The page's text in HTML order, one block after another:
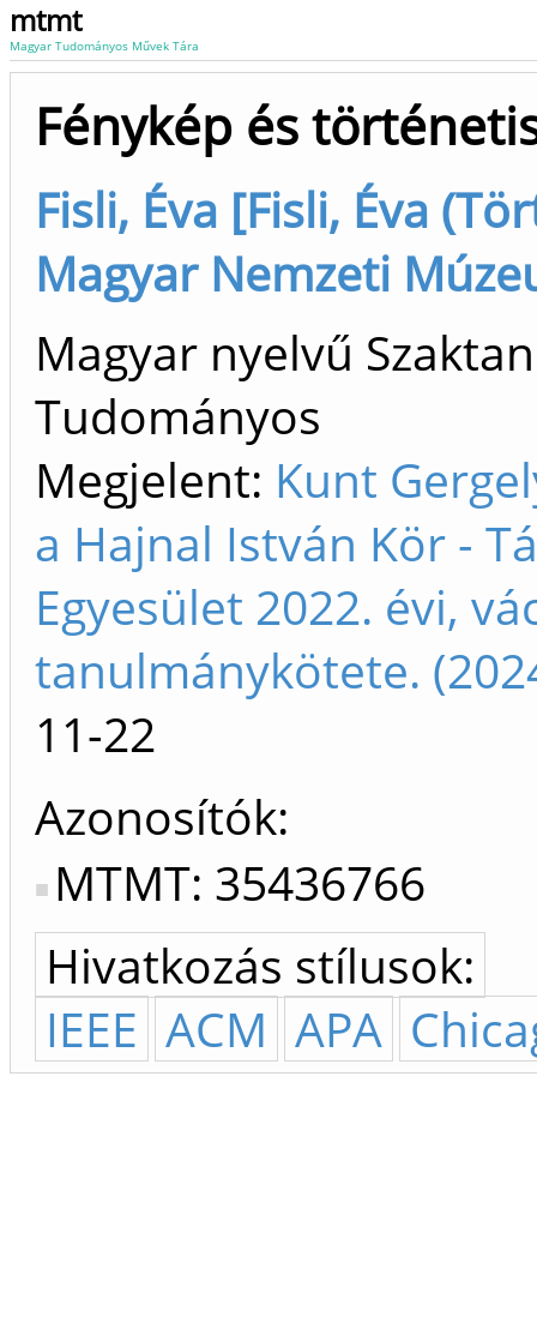
mtmt
Magyar Tudományos Művek Tára
Fénykép és
Fisli, Éva [Fisli, Éva
Magyar Nemzeti
Magyar nyelvű
Tudományos
Megjelent: Kunt
a Hajnal István Kör -
Egyesület 2022. évi,
tanulmánykötete.
11-22
Azonosítók
MTMT: 35436766
Hivatkozás stílusok:
IEEE ACM APA